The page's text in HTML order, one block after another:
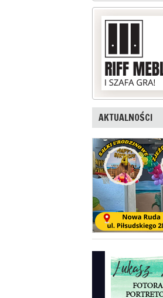
AKTUALNOŚCI